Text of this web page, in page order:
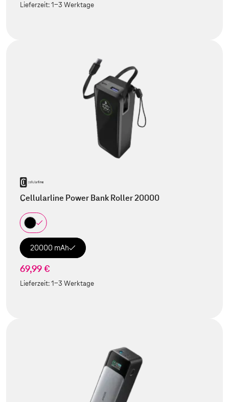
Lieferzeit:1-3 Werktage
Cellularline Power Bank Roller 20000
20000 mAh
69,99 €
Lieferzeit:1-3 Werktage